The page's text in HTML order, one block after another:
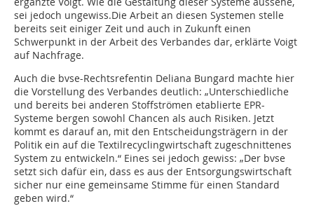
sei jedoch ungewiss.Die Arbeit an diesen Systemen stelle
bereits seit einiger Zeit und auch in Zukunft einen
Schwerpunkt in der Arbeit des Verbandes dar, erklärte Voigt
auf Nachfrage.
Auch die bvse-Rechtsrefentin Deliana Bungard machte hier
die Vorstellung des Verbandes deutlich: „Unterschiedliche
und bereits bei anderen Stoffströmen etablierte EPR-
Systeme bergen sowohl Chancen als auch Risiken. Jetzt
kommt es darauf an, mit den Entscheidungsträgern in der
Politik ein auf die Textilrecyclingwirtschaft zugeschnittenes
System zu entwickeln.“ Eines sei jedoch gewiss: „Der bvse
setzt sich dafür ein, dass es aus der Entsorgungswirtschaft
sicher nur eine gemeinsame Stimme für einen Standard
geben wird.“